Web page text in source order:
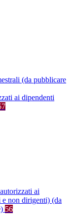
(da pubblicare
ai dipendenti
ai
non dirigenti) (da
56